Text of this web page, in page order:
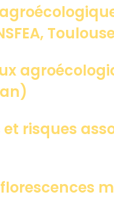
et risques